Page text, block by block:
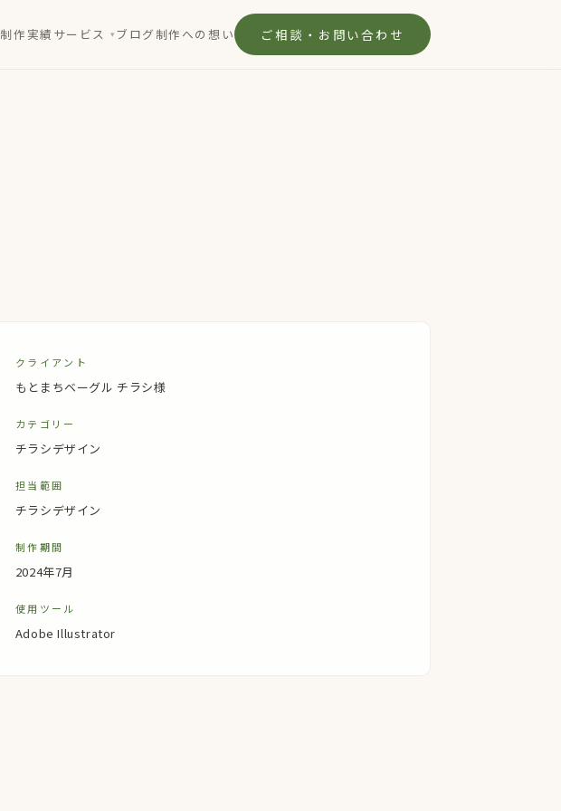
制作実績 サービス ブログ 制作への想い ご相談・お問い合わせ
クライアント
もとまちベーグル チラシ様
カテゴリー
チラシデザイン
担当範囲
チラシデザイン
制作期間
2024年7月
使用ツール
Adobe Illustrator